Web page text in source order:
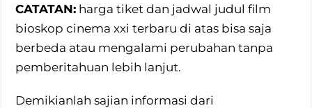
CATATAN: harga tiket dan jadwal judul film
bioskop cinema xxi terbaru di atas bisa saja
berbeda atau mengalami perubahan tanpa
pemberitahuan lebih lanjut.
Demikianlah sajian informasi dari